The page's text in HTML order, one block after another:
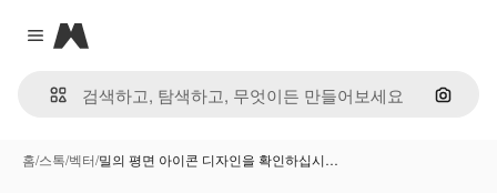
Close menu
Magnific
이미지
홈/스톡/벡터/밀의 평면 아이콘 디자인을 확인하십시…